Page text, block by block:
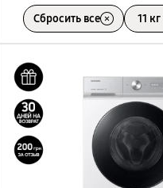
Сбросить все 11 кг